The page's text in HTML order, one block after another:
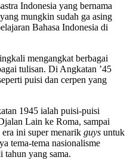
Indonesia yang bernama
mungkin sudah ga asing
Bahasa Indonesia di
mengangkat berbagai
tulisan. Di Angkatan ’45
puisi dan cerpen yang
1945 ialah puisi-puisi
Lain ke Roma, sampai
ini super menarik guys untuk
tema-tema nasionalisme
tahun yang sama.